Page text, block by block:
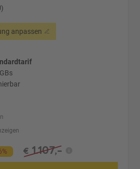
anpassen
€ 1.107,-